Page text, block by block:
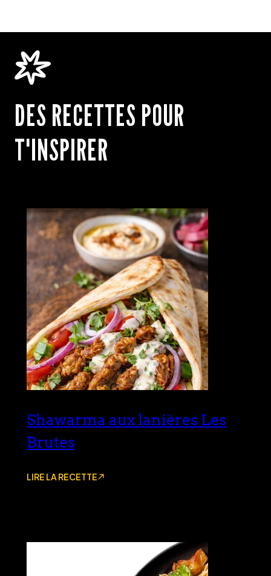
DES RECETTES POUR
T'INSPIRER
Shawarma aux lanières Les
Brutes
LIRE LA RECETTE